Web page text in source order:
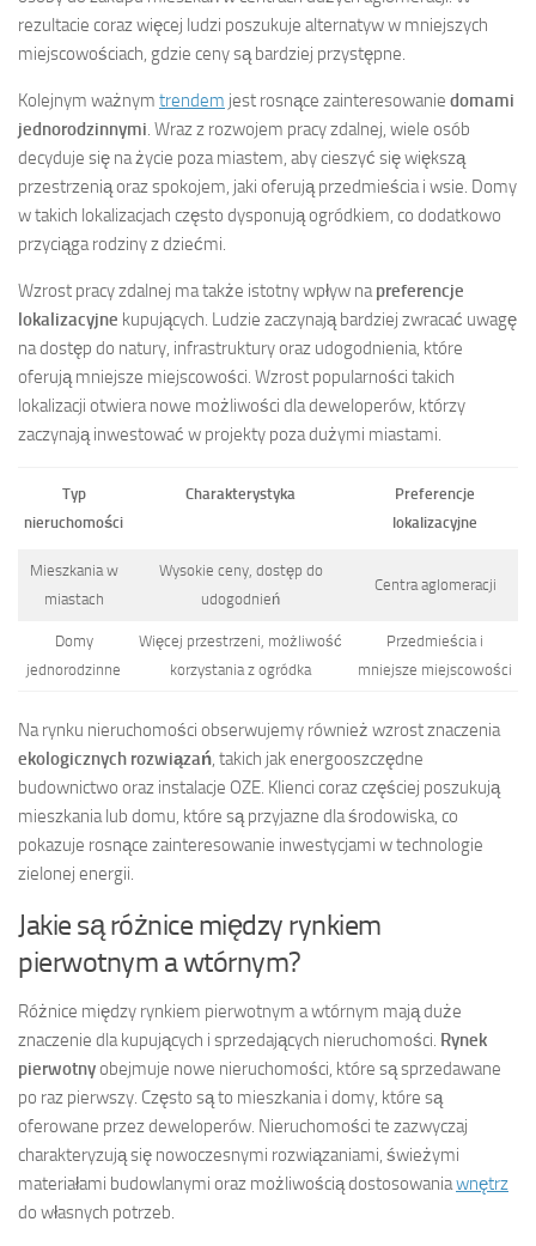
rezultacie coraz więcej ludzi poszukuje alternatyw w mniejszych
miejscowościach, gdzie ceny są bardziej przystępne.
Kolejnym ważnym trendem jest rosnące zainteresowanie domami
jednorodzinnymi. Wraz z rozwojem pracy zdalnej, wiele osób
decyduje się na życie poza miastem, aby cieszyć się większą
przestrzenią oraz spokojem, jaki oferują przedmieścia i wsie. Domy
w takich lokalizacjach często dysponują ogródkiem, co dodatkowo
przyciąga rodziny z dziećmi.
Wzrost pracy zdalnej ma także istotny wpływ napreferencje
lokalizacyjne kupujących. Ludzie zaczynają bardziej zwracać uwagę
na dostęp do natury, infrastruktury oraz udogodnienia, które
oferują mniejsze miejscowości. Wzrost popularności takich
lokalizacji otwiera nowe możliwości dla deweloperów, którzy
zaczynają inwestować w projekty poza dużymi miastami.
Typ
nieruchomości
Charakterystyka
Preferencje
lokalizacyjne
Mieszkania w
miastach
Wysokie ceny, dostęp do
udogodnień
Centra aglomeracji
Domy
jednorodzinne
Więcej przestrzeni, możliwość
korzystania z ogródka
Przedmieścia i
mniejsze miejscowości
Na rynku nieruchomości obserwujemy również wzrost znaczenia
ekologicznych rozwiązań, takich jak energooszczędne
budownictwo oraz instalacje OZE. Klienci coraz częściej poszukują
mieszkania lub domu, które są przyjazne dla środowiska, co
pokazuje rosnące zainteresowanie inwestycjami w technologie
zielonej energii.
Jakie są różnice między rynkiem
pierwotnym a wtórnym?
Różnice między rynkiem pierwotnym a wtórnym mają duże
znaczenie dla kupujących i sprzedających nieruchomości. Rynek
pierwotnyobejmuje nowe nieruchomości, które są sprzedawane
po raz pierwszy. Często są to mieszkania i domy, które są
oferowane przez deweloperów. Nieruchomości te zazwyczaj
charakteryzują się nowoczesnymi rozwiązaniami, świeżymi
materiałami budowlanymi oraz możliwością dostosowaniawnętrz
do własnych potrzeb.